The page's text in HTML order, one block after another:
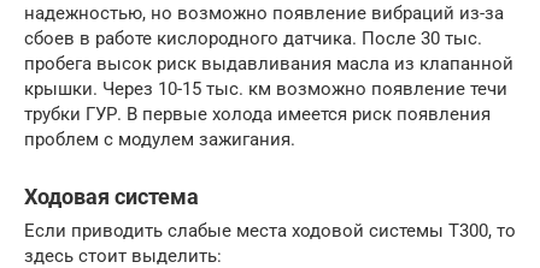
надежностью, но возможно появление вибраций из-за
сбоев в работе кислородного датчика. После 30 тыс.
пробега высок риск выдавливания масла из клапанной
крышки. Через 10-15 тыс. км возможно появление течи
трубки ГУР. В первые холода имеется риск появления
проблем с модулем зажигания.
Ходовая система
Если приводить слабые места ходовой системы Т300, то
здесь стоит выделить: